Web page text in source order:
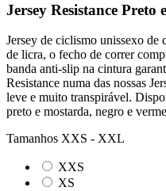
Jersey Resistance Preto
Jersey de ciclismo unissexo de
de licra, o fecho de correr
banda anti-slip na cintura
Resistance numa das nossas
leve e muito transpirável.
preto e mostarda, negro e
Tamanhos XXS - XXL
XXS
XS